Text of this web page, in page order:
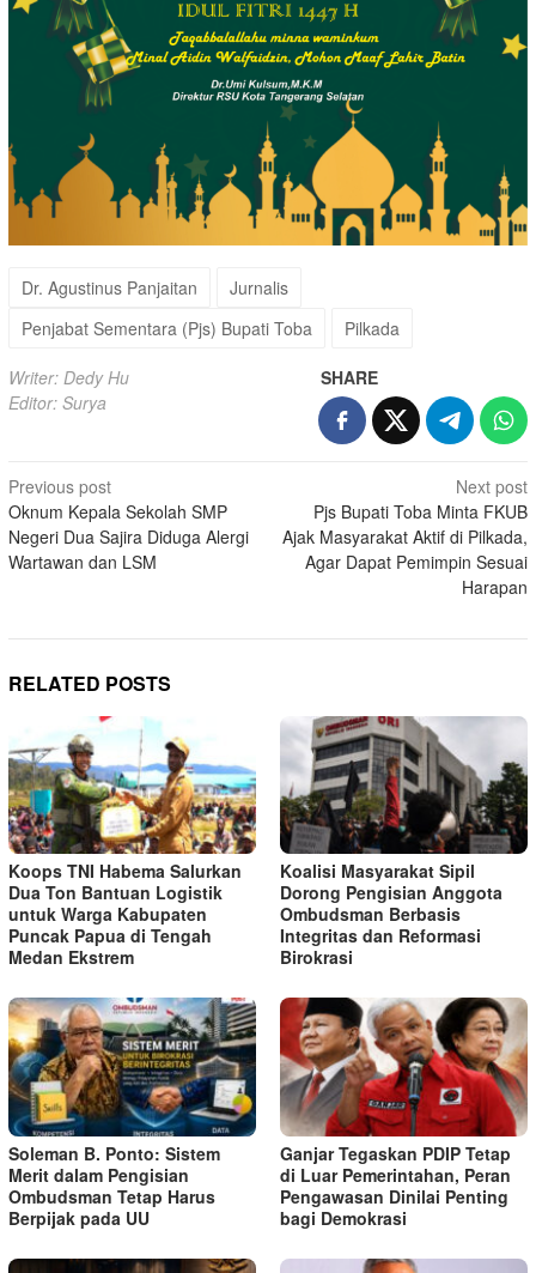
Dr. Agustinus Panjaitan
Jurnalis
Penjabat Sementara (Pjs) Bupati Toba
Pilkada
Writer: Dedy Hu
Editor: Surya
SHARE
Post
navigation
Previous post
Oknum Kepala Sekolah SMP
Negeri Dua Sajira Diduga Alergi
Wartawan dan LSM
Next post
Pjs Bupati Toba Minta FKUB
Ajak Masyarakat Aktif di Pilkada,
Agar Dapat Pemimpin Sesuai
Harapan
RELATED POSTS
Koops TNI Habema Salurkan
Dua Ton Bantuan Logistik
untuk Warga Kabupaten
Puncak Papua di Tengah
Medan Ekstrem
Koalisi Masyarakat Sipil
Dorong Pengisian Anggota
Ombudsman Berbasis
Integritas dan Reformasi
Birokrasi
Soleman B. Ponto: Sistem
Merit dalam Pengisian
Ombudsman Tetap Harus
Berpijak pada UU
Ganjar Tegaskan PDIP Tetap
di Luar Pemerintahan, Peran
Pengawasan Dinilai Penting
bagi Demokrasi